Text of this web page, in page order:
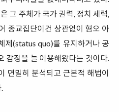
그 주체가 국가 권력, 정치 세력,
종교집단이건 상관없이 혐오 아
제(status quo)를 유지하거나 공
감정을 늘 이용해왔다는 것이다.
면밀히 분석되고 근본적 해법이